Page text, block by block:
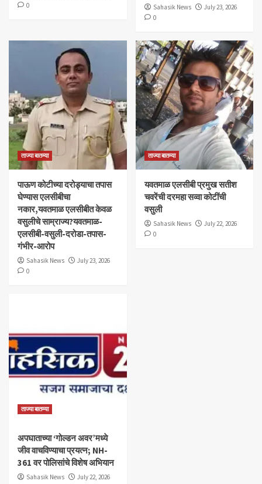
0
Sahasik News
July 23, 2026
0
ताज्या बातम्या
पाऊण कोटीच्या दरोड्याचा तपास
घेण्यास एलसीबीचा
नकार,यवतमाळ एलसीबीत केवळ
वसुलीचे साम्राज्य?यवतमाळ-
एलसीबी-वसुली-दरोडा-तपास-
गंभीर-आरोप
Sahasik News
July 23, 2026
0
ताज्या बातम्या
यवतमाळ एलसीबी प्रमुख सतीश
चवरेंची दरमहा सव्वा कोटींची
वसुली
Sahasik News
July 22, 2026
0
ताज्या बातम्या
अपघाताच्या ‘गोल्डन अवर’मध्ये
जीव वाचविण्याचा प्रयत्न; NH-
361 वर पोलिसांचे विशेष अभियान
Sahasik News
July 22, 2026